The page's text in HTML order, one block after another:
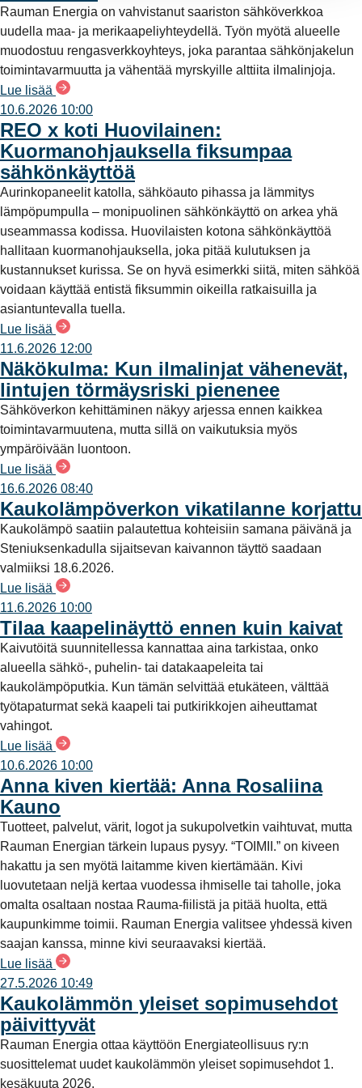
Rauman Energia on vahvistanut saariston sähköverkkoa
uudella maa- ja merikaapeliyhteydellä. Työn myötä alueelle
muodostuu rengasverkkoyhteys, joka parantaa sähkönjakelun
toimintavarmuutta ja vähentää myrskyille alttiita ilmalinjoja.
Lue lisää
10.6.2026 10:00
REO x koti Huovilainen:
Kuormanohjauksella fiksumpaa
sähkönkäyttöä
Aurinkopaneelit katolla, sähköauto pihassa ja lämmitys
lämpöpumpulla – monipuolinen sähkönkäyttö on arkea yhä
useammassa kodissa. Huovilaisten kotona sähkönkäyttöä
hallitaan kuormanohjauksella, joka pitää kulutuksen ja
kustannukset kurissa. Se on hyvä esimerkki siitä, miten sähköä
voidaan käyttää entistä fiksummin oikeilla ratkaisuilla ja
asiantuntevalla tuella.
Lue lisää
11.6.2026 12:00
Näkökulma: Kun ilmalinjat vähenevät,
lintujen törmäysriski pienenee
Sähköverkon kehittäminen näkyy arjessa ennen kaikkea
toimintavarmuutena, mutta sillä on vaikutuksia myös
ympäröivään luontoon.
Lue lisää
16.6.2026 08:40
Kaukolämpöverkon vikatilanne korjattu
Kaukolämpö saatiin palautettua kohteisiin samana päivänä ja
Steniuksenkadulla sijaitsevan kaivannon täyttö saadaan
valmiiksi 18.6.2026.
Lue lisää
11.6.2026 10:00
Tilaa kaapelinäyttö ennen kuin kaivat
Kaivutöitä suunnitellessa kannattaa aina tarkistaa, onko
alueella sähkö-, puhelin- tai datakaapeleita tai
kaukolämpöputkia. Kun tämän selvittää etukäteen, välttää
työtapaturmat sekä kaapeli tai putkirikkojen aiheuttamat
vahingot.
Lue lisää
10.6.2026 10:00
Anna kiven kiertää: Anna Rosaliina
Kauno
Tuotteet, palvelut, värit, logot ja sukupolvetkin vaihtuvat, mutta
Rauman Energian tärkein lupaus pysyy. “TOIMII.” on kiveen
hakattu ja sen myötä laitamme kiven kiertämään. Kivi
luovutetaan neljä kertaa vuodessa ihmiselle tai taholle, joka
omalta osaltaan nostaa Rauma-fiilistä ja pitää huolta, että
kaupunkimme toimii. Rauman Energia valitsee yhdessä kiven
saajan kanssa, minne kivi seuraavaksi kiertää.
Lue lisää
27.5.2026 10:49
Kaukolämmön yleiset sopimusehdot
päivittyvät
Rauman Energia ottaa käyttöön Energiateollisuus ry:n
suosittelemat uudet kaukolämmön yleiset sopimusehdot 1.
kesäkuuta 2026.